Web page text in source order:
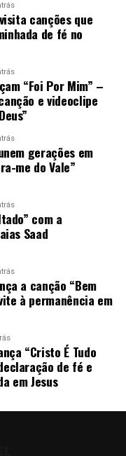
canções que
de fé no
“Foi Por Mim” –
e videoclipe
gerações em
me do Vale”
com a
Saad
a canção “Bem
à permanência em
“Cristo É Tudo
de fé e
em Jesus